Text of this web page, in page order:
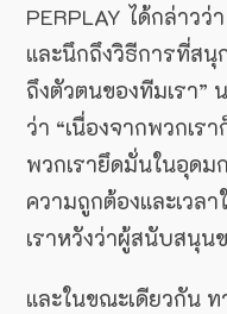
PERPLAY ได้กล่าว
และนึกถึงวิธีการที่สนุ
ถึงตัวตนของทีมเรา”
ว่า “เนื่องจากพวกเร
พวกเรายึดมั่นในอุดม
ความถูกต้องและเวล
เราหวังว่าผู้สนับสนุน
และในขณะเดียวกัน